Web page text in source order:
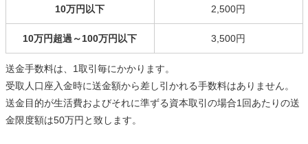
10万円以下 2,500円
10万円超過～100万円以下 3,500円
送金手数料は、1取引毎にかかります。
受取人口座入金時に送金額から差し引かれる手数料はありません。
送金目的が生活費およびそれに準ずる資本取引の場合1回あたりの送
金限度額は50万円と致します。